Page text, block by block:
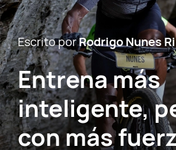
Escrito porRodrigo Nunes
Entrena más
inteligente,
con más